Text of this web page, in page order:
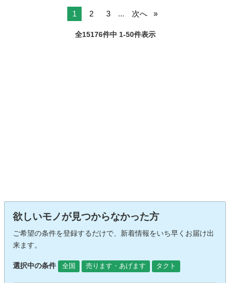
1 2 3 ... 次へ
全15176件中 1-50件表示
欲しいモノが見つからなかった方
ご希望の条件を登録するだけで、新着情報をいち早くお届け出
来ます。
選択中の条件 全国 売ります・あげます タクト